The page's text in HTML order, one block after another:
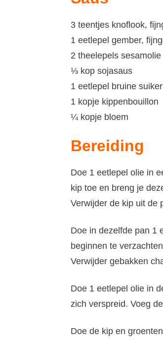
3 teentjes knoflook,
1 eetlepel gember,
2 theelepels sesamolie
⅓ kop sojasaus
1 eetlepel bruine suiker
1 kopje kippenbouillon
¼ kopje bloem
Bereiding
Doe 1 eetlepel olie in
kip toe en breng je
Verwijder de kip uit de
Doe in dezelfde pan 1
beginnen te
Verwijder gebakken
Doe 1 eetlepel olie in
zich verspreid. Voeg
Doe de kip en